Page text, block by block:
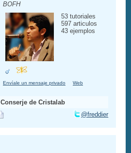
BOFH
53 tutoriales
597 articulos
43 ejemplos
Envíale un mensaje privado Web
Conserje de Cristalab
@freddier